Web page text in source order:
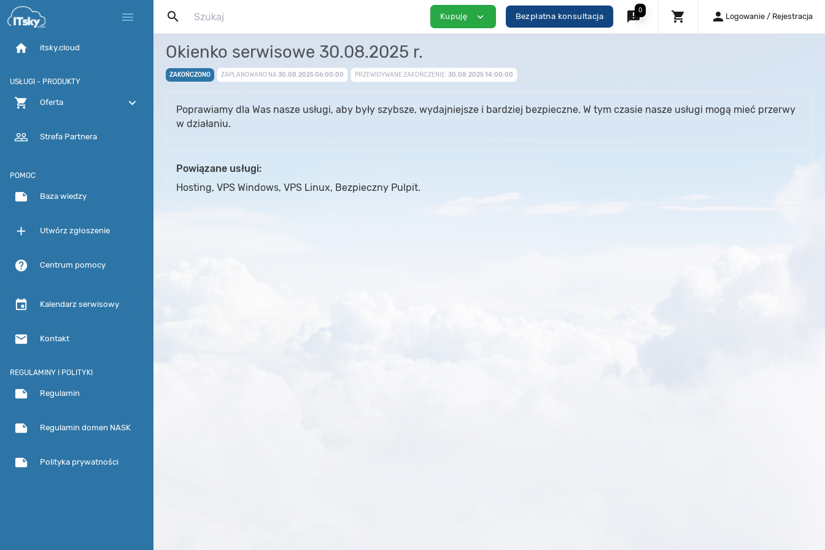
menu search Kupuję expand_more Bezpłatna konsultacja announcement0 shopping_cart person Logowanie / Rejestracja
home itsky.cloud
USŁUGI - PRODUKTY
shopping_cart Oferta expand_more
people_outline Strefa Partnera
POMOC
note Baza wiedzy
add Utwórz zgłoszenie
help Centrum pomocy
event Kalendarz serwisowy
email Kontakt
REGULAMINY I POLITYKI
note Regulamin
note Regulamin domen NASK
note Polityka prywatności
Okienko serwisowe 30.08.2025 r.
ZAKOŃCZONO ZAPLANOWANO NA30.08.2025 06:00:00 PRZEWIDYWANE ZAKOŃCZENIE:30.08.2025 14:00:00
Poprawiamy dla Was nasze usługi, aby były szybsze, wydajniejsze i bardziej bezpieczne. W tym czasie nasze usługi mogą mieć przerwy
w działaniu.
Powiązane usługi:
Hosting, VPS Windows, VPS Linux, Bezpieczny Pulpit.